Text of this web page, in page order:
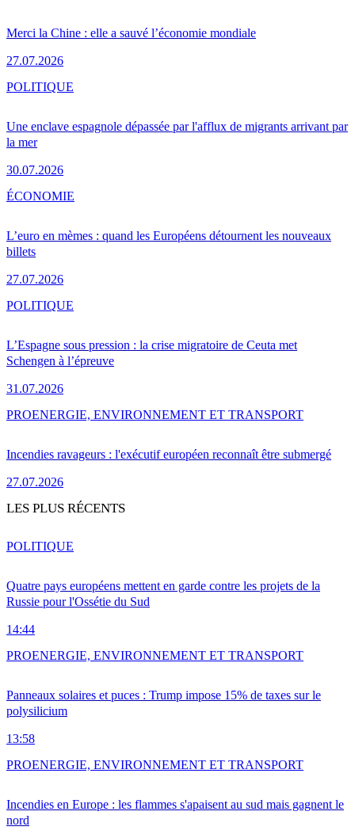
Merci la Chine : elle a sauvé l’économie mondiale
27.07.2026
Une enclave espagnole dépassée par l'afflux de migrants arrivant par
la mer
30.07.2026
POLITIQUE
L’euro en mèmes : quand les Européens détournent les nouveaux
billets
27.07.2026
ÉCONOMIE
L’Espagne sous pression : la crise migratoire de Ceuta met
Schengen à l’épreuve
31.07.2026
POLITIQUE
Incendies ravageurs : l'exécutif européen reconnaît être submergé
27.07.2026
PROENERGIE, ENVIRONNEMENT ET TRANSPORT
LES PLUS RÉCENTS
Quatre pays européens mettent en garde contre les projets de la
Russie pour l'Ossétie du Sud
14:44
POLITIQUE
Panneaux solaires et puces : Trump impose 15% de taxes sur le
polysilicium
13:58
PROENERGIE, ENVIRONNEMENT ET TRANSPORT
Incendies en Europe : les flammes s'apaisent au sud mais gagnent le
nord
PROENERGIE, ENVIRONNEMENT ET TRANSPORT